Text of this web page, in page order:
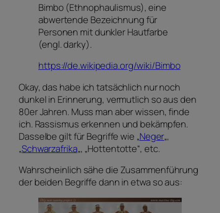
Bimbo (Ethnophaulismus), eine
abwertende Bezeichnung für
Personen mit dunkler Hautfarbe
(engl. darky).
https://de.wikipedia.org/wiki/Bimbo
Okay, das habe ich tatsächlich nur noch
dunkel in Erinnerung, vermutlich so aus den
80er Jahren. Muss man aber wissen, finde
ich. Rassismus erkennen und bekämpfen.
Dasselbe gilt für Begriffe wie „Neger„,
„Schwarzafrika„, „Hottentotte“, etc.
Wahrscheinlich sähe die Zusammenführung
der beiden Begriffe dann in etwa so aus: